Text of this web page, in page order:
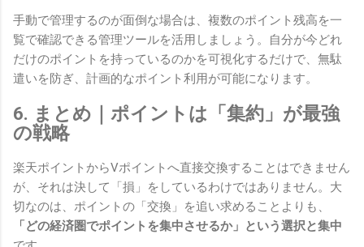
手動で管理するのが面倒な場合は、複数のポイント残高を一
覧で確認できる管理ツールを活用しましょう。自分が今どれ
だけのポイントを持っているのかを可視化するだけで、無駄
遣いを防ぎ、計画的なポイント利用が可能になります。
6. まとめ｜ポイントは「集約」が最強
の戦略
楽天ポイントからVポイントへ直接交換することはできません
が、それは決して「損」をしているわけではありません。大
切なのは、ポイントの「交換」を追い求めることよりも、
「どの経済圏でポイントを集中させるか」という選択と集中